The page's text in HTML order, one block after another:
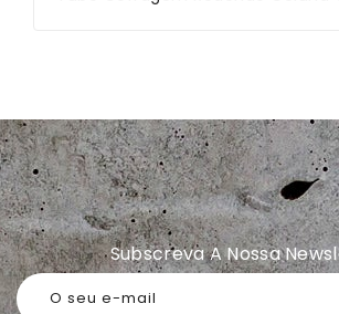
Subscreva A Nossa
O seu e-mail